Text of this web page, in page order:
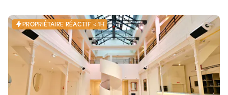
PROPRIÉTAIRE RÉACTIF < 1H